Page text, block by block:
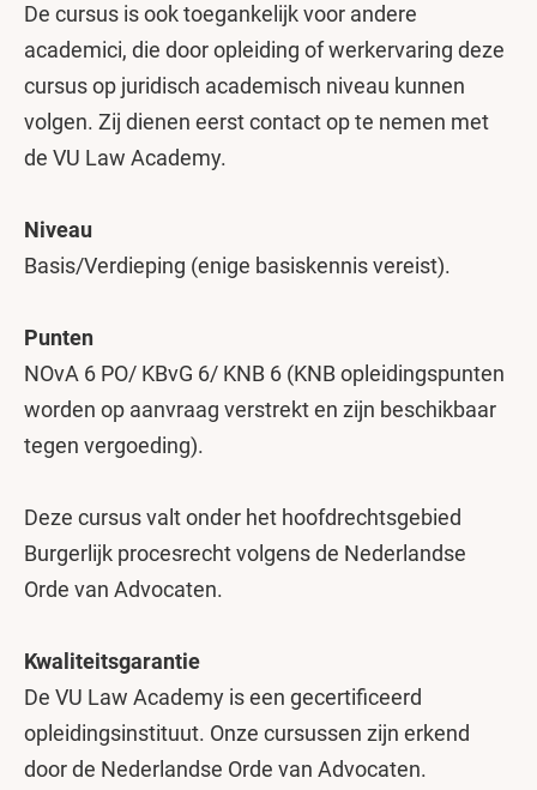
De cursus is ook toegankelijk voor andere
academici, die door opleiding of werkervaring deze
cursus op juridisch academisch niveau kunnen
volgen. Zij dienen eerst contact op te nemen met
de VU Law Academy.
Niveau
Basis/Verdieping (enige basiskennis vereist).
Punten
NOvA 6 PO/ KBvG 6/ KNB 6 (KNB opleidingspunten
worden op aanvraag verstrekt en zijn beschikbaar
tegen vergoeding).
Deze cursus valt onder het hoofdrechtsgebied
Burgerlijk procesrecht volgens de Nederlandse
Orde van Advocaten.
Kwaliteitsgarantie
De VU Law Academy is een gecertificeerd
opleidingsinstituut. Onze cursussen zijn erkend
door de Nederlandse Orde van Advocaten.